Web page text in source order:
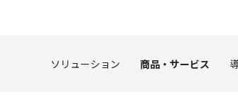
ソリューション 商品・サービス